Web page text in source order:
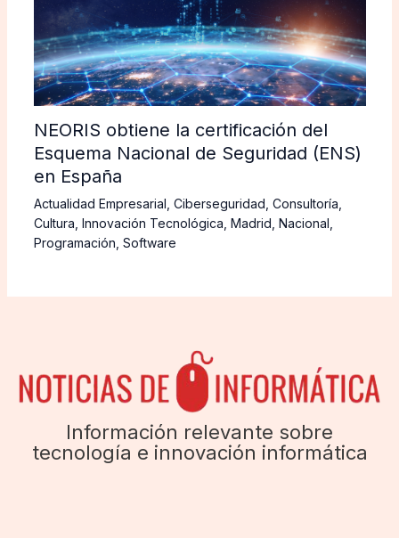
NEORIS obtiene la certificación del
Esquema Nacional de Seguridad (ENS)
en España
Actualidad Empresarial, Ciberseguridad, Consultoría,
Cultura, Innovación Tecnológica, Madrid, Nacional,
Programación, Software
Información relevante sobre
tecnología e innovación informática